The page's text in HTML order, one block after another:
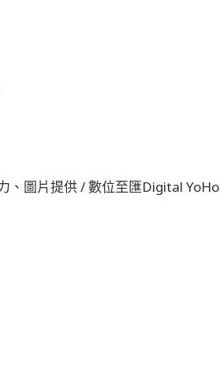
、圖片提供 / 數位至匯Digital YoHo